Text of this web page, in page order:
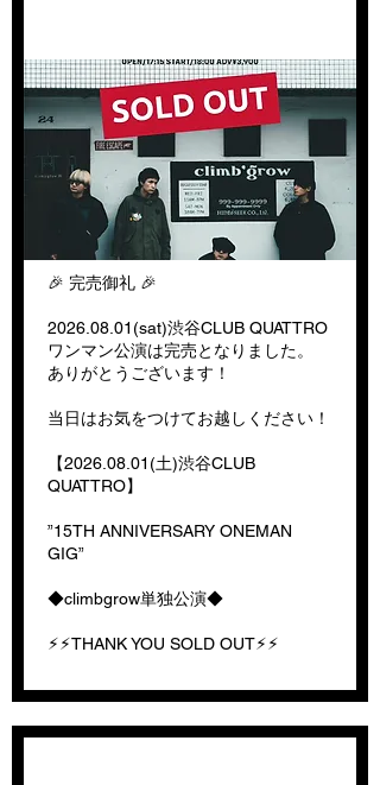
🎉 完売御礼 🎉
2026.08.01 (sat)渋谷CLUB QUATTRO
ワンマン公演は完売となりました。
ありがとうございます！
当日はお気をつけてお越しください！
【2026.08.01(土)渋谷CLUB
QUATTRO】
”15TH ANNIVERSARY ONEMAN
GIG”
◆climbgrow単独公演◆
⚡︎⚡︎THANK YOU SOLD OUT⚡︎⚡︎